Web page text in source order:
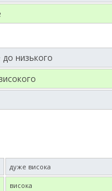
низького
дуже висока
висока